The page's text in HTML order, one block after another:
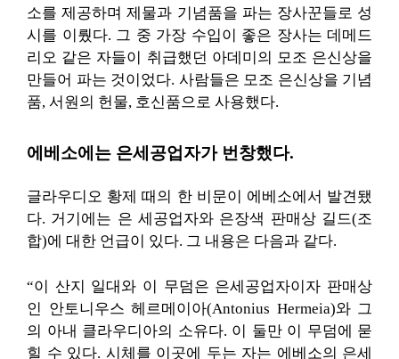
소를 제공하며 제물과 기념품을 파는 장사꾼들로 성
시를 이뤘다. 그 중 가장 수입이 좋은 장사는 데메드
리오 같은 자들이 취급했던 아데미의 모조 은신상을
만들어 파는 것이었다. 사람들은 모조 은신상을 기념
품, 서원의 헌물, 호신품으로 사용했다.
에베소에는 은세공업자가 번창했다.
글라우디오 황제 때의 한 비문이 에베소에서 발견됐
다. 거기에는 은 세공업자와 은장색 판매상 길드(조
합)에 대한 언급이 있다. 그 내용은 다음과 같다.
“이 산지 일대와 이 무덤은 은세공업자이자 판매상
인 안토니우스 헤르메이아(Antonius Hermeia)와 그
의 아내 클라우디아의 소유다. 이 둘만 이 무덤에 묻
힐 수 있다. 시체를 이곳에 두는 자는 에베소의 은세